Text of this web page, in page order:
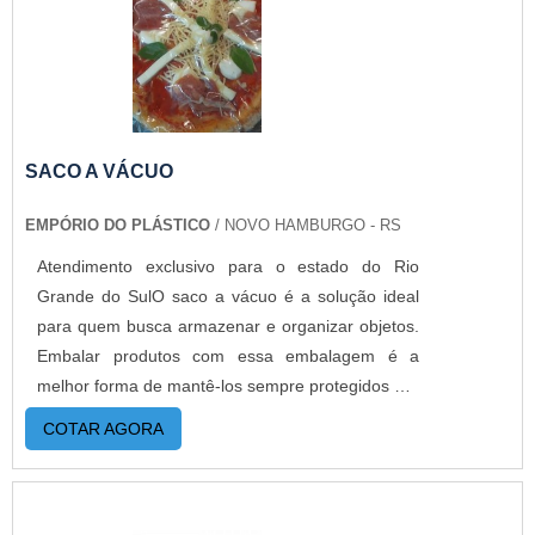
comuns podem levar até 100 anos. GARANTIA
DE ALTA EFICIÊNCIA EM SACO E-COMMERCEA
Empório do Plástico passou a contratar a
produção com fábricas ainda mais modernas e
custos reduzidos. Aumentando, assim, o mix de
sacos a pronta entrega e venda fracionada, até
informações, basta solicitar um orçamento..
SACO A VÁCUO
EMPÓRIO DO PLÁSTICO / NOVO HAMBURGO - RS
Atendimento exclusivo para o estado do Rio
Grande do SulO saco a vácuo é a solução ideal
para quem busca armazenar e organizar objetos.
Embalar produtos com essa embalagem é a
melhor forma de mantê-los sempre protegidos por
muito mais tempo. Ao embalar alimentos a
validade deles é completamente estendida, pois
eles não terão nenhum contato com o ar e serão
COTAR AGORA